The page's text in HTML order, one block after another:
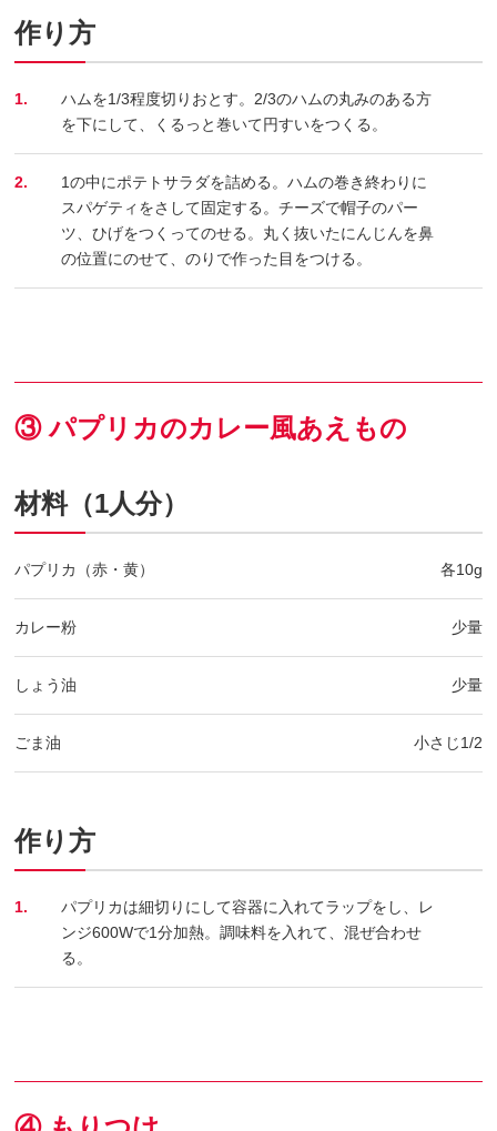
作り方
1.
ハムを1/3程度切りおとす。2/3のハムの丸みのある方
を下にして、くるっと巻いて円すいをつくる。
2.
1の中にポテトサラダを詰める。ハムの巻き終わりに
スパゲティをさして固定する。チーズで帽子のパー
ツ、ひげをつくってのせる。丸く抜いたにんじんを鼻
の位置にのせて、のりで作った目をつける。
③ パプリカのカレー風あえもの
材料（1人分）
パプリカ（赤・黄） 各10g
カレー粉 少量
しょう油 少量
ごま油 小さじ1/2
作り方
1.
パプリカは細切りにして容器に入れてラップをし、レ
ンジ600Wで1分加熱。調味料を入れて、混ぜ合わせ
る。